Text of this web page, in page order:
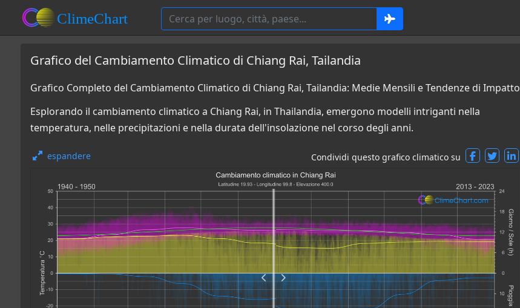
Grafico del Cambiamento Climatico di Chiang Rai, Tailandia
Grafico Completo del Cambiamento Climatico di Chiang Rai, Tailandia: Medie Mensili e Tendenze di Impatto
Esplorando il cambiamento climatico a Chiang Rai, in Thailandia, emergono modelli intriganti nella
temperatura, nelle precipitazioni e nella durata dell'insolazione nel corso degli anni.
espandere Condividi questo grafico climatico su